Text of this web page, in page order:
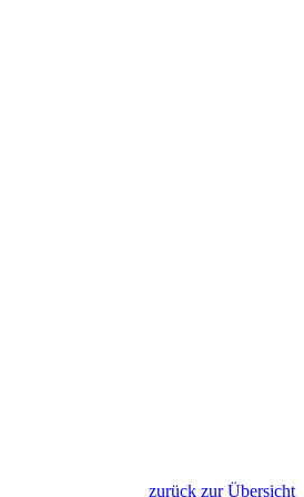
zurück zur Übersicht